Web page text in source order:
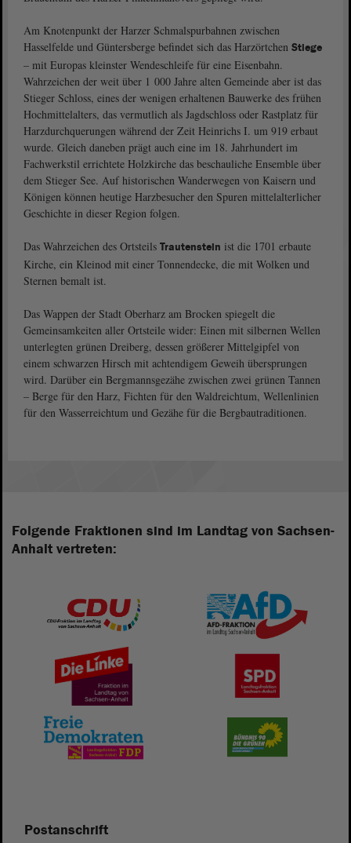
Am Knotenpunkt der Harzer Schmalspurbahnen zwischen
Hasselfelde und Güntersberge befindet sich das Harzörtchen Stiege
– mit Europas kleinster Wendeschleife für eine Eisenbahn.
Wahrzeichen der weit über 1 000 Jahre alten Gemeinde aber ist das
Stieger Schloss, eines der wenigen erhaltenen Bauwerke des frühen
Hochmittelalters, das vermutlich als Jagdschloss oder Rastplatz für
Harzdurchquerungen während der Zeit Heinrichs I. um 919 erbaut
wurde. Gleich daneben prägt auch eine im 18. Jahrhundert im
Fachwerkstil errichtete Holzkirche das beschauliche Ensemble über
dem Stieger See. Auf historischen Wanderwegen von Kaisern und
Königen können heutige Harzbesucher den Spuren mittelalterlicher
Geschichte in dieser Region folgen.
Das Wahrzeichen des Ortsteils Trautenstein ist die 1701 erbaute
Kirche, ein Kleinod mit einer Tonnendecke, die mit Wolken und
Sternen bemalt ist.
Das Wappen der Stadt Oberharz am Brocken spiegelt die
Gemeinsamkeiten aller Ortsteile wider: Einen mit silbernen Wellen
unterlegten grünen Dreiberg, dessen größerer Mittelgipfel von
einem schwarzen Hirsch mit achtendigem Geweih übersprungen
wird. Darüber ein Bergmannsgezähe zwischen zwei grünen Tannen
– Berge für den Harz, Fichten für den Waldreichtum, Wellenlinien
für den Wasserreichtum und Gezähe für die Bergbautraditionen.
Folgende Fraktionen sind im Landtag von Sachsen-
Anhalt vertreten:
Postanschrift